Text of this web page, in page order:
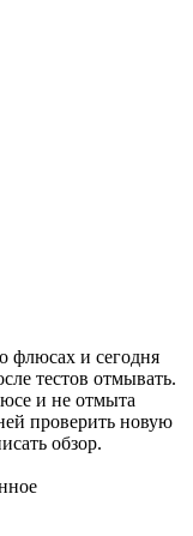
и сегодня
тестов отмывать.
и не отмыта
проверить новую
обзор.